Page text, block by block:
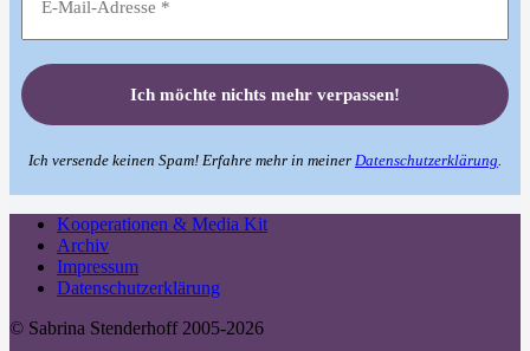
Ich versende keinen Spam! Erfahre mehr in meiner Datenschutzerklärung
Kooperationen & Media Kit
Archiv
Impressum
Datenschutzerklärung
© Sabrina Stenderhoff 2005-2026